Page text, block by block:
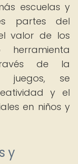
escuelas y
partes del
valor de los
herramienta
de la
juegos, se
y el
en niños y
y